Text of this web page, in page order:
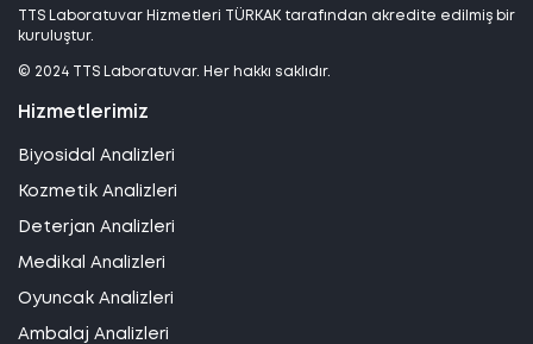
TTS Laboratuvar Hizmetleri TÜRKAK tarafından akredite edilmiş bir
kuruluştur.
© 2024 TTS Laboratuvar. Her hakkı saklıdır.
Hizmetlerimiz
Biyosidal Analizleri
Kozmetik Analizleri
Deterjan Analizleri
Medikal Analizleri
Oyuncak Analizleri
Ambalaj Analizleri